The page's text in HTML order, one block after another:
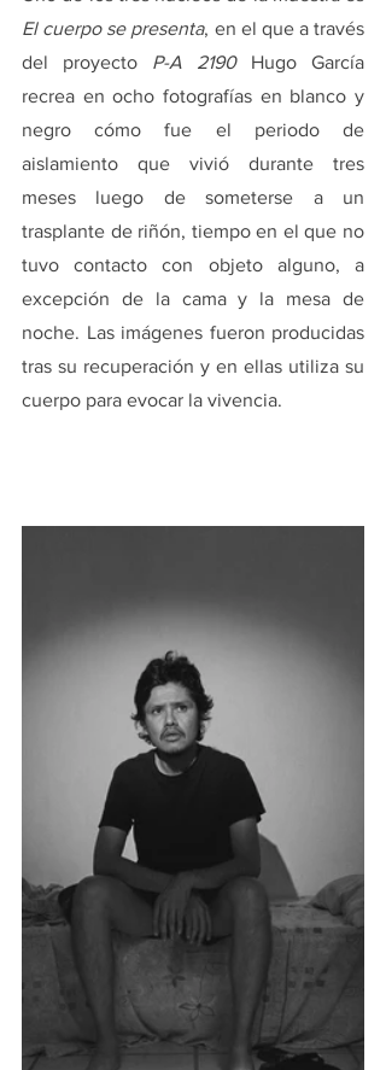
El cuerpo se presenta, en el que a través
del proyecto P-A 2190 Hugo García
recrea en ocho fotografías en blanco y
negro cómo fue el periodo de
aislamiento que vivió durante tres
meses luego de someterse a un
trasplante de riñón, tiempo en el que no
tuvo contacto con objeto alguno, a
excepción de la cama y la mesa de
noche. Las imágenes fueron producidas
tras su recuperación y en ellas utiliza su
cuerpo para evocar la vivencia.